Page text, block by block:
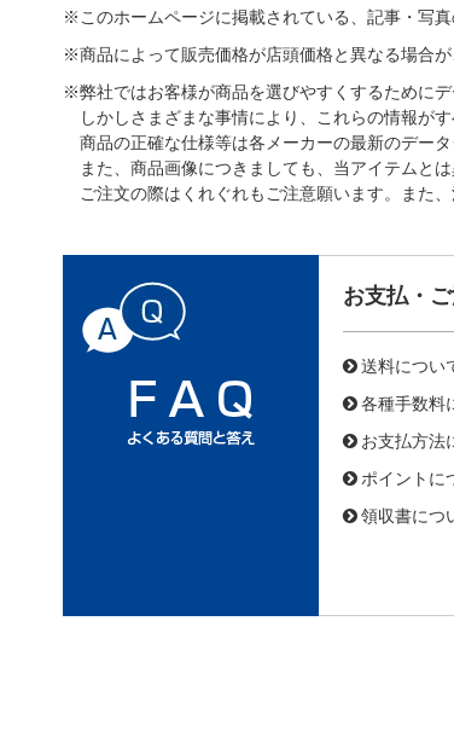
※このホームページに掲載されている、記事・写
※商品によって販売価格が店頭価格と異なる場合が
※弊社ではお客様が商品を選びやすくするために
しかしさまざまな事情により、これらの情報が
商品の正確な仕様等は各メーカーの最新のデー
また、商品画像につきましても、当アイテムと
ご注文の際はくれぐれもご注意願います。また
お支払・
送料につい
各種手数料
お支払方法
ポイントに
領収書につ